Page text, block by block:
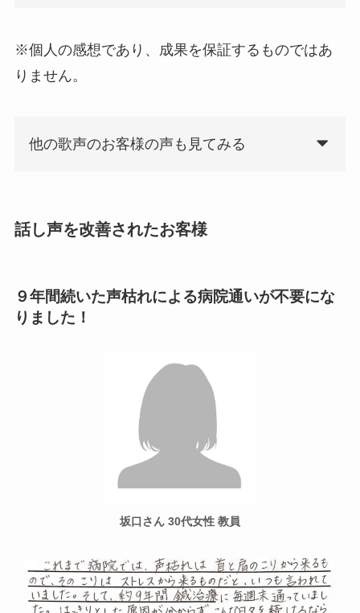
※個人の感想であり、成果を保証するものではあ
りません。
他の歌声のお客様の声も見てみる
話し声を改善されたお客様
９年間続いた声枯れによる病院通いが不要にな
りました！
坂口さん 30代女性 教員